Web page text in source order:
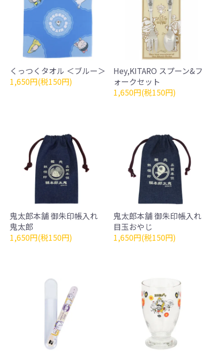
くっつくタオル ＜ブルー＞
1,650円(税150円)
Hey,KITARO スプーン&フ
ォークセット
1,650円(税150円)
鬼太郎本舗 御朱印帳入れ
鬼太郎
1,650円(税150円)
鬼太郎本舗 御朱印帳入れ
目玉おやじ
1,650円(税150円)